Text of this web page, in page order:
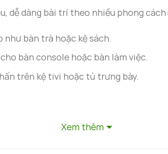
dễ dàng bài trí theo nhiều phong cách:
như bàn trà hoặc kệ sách.
bàn console hoặc bàn làm việc.
trên kệ tivi hoặc tủ trưng bày.
hóa, giữ được vẻ sáng bóng lâu dài.
Xem thêm